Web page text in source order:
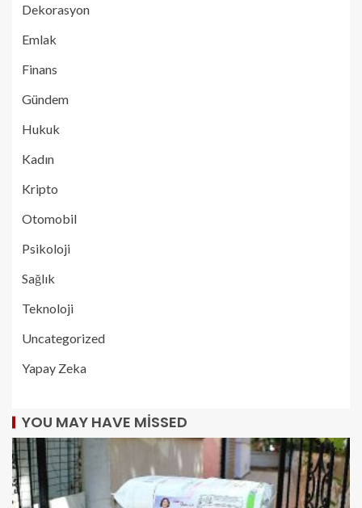
Dekorasyon
Emlak
Finans
Gündem
Hukuk
Kadın
Kripto
Otomobil
Psikoloji
Sağlık
Teknoloji
Uncategorized
Yapay Zeka
YOU MAY HAVE MISSED